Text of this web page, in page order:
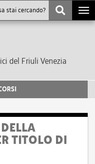
del Friuli Venezia
TITOLO DI